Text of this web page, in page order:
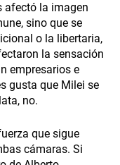
afectó la imagen
sino que se
o la libertaria,
la sensación
empresarios e
gusta que Milei se
no.
que sigue
cámaras. Si